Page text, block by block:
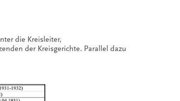
die Kreisleiter,
der Kreisgerichte. Parallel dazu